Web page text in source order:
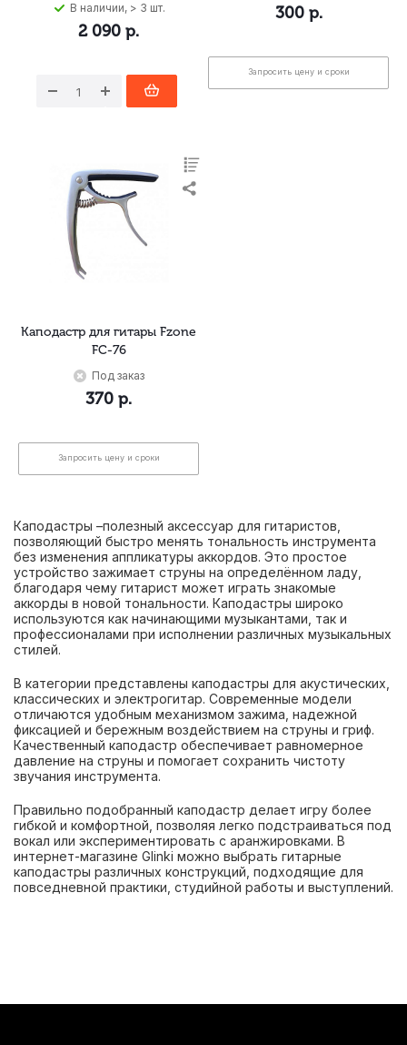
В наличии, > 3 шт.
2 090 р.
300р.
Запросить цену и сроки
Каподастр для гитары Fzone
FC-76
Под заказ
370 р.
Запросить цену и сроки
Каподастры –полезный аксессуар для гитаристов,
позволяющий быстро менять тональность инструмента
без изменения аппликатуры аккордов. Это простое
устройство зажимает струны на определённом ладу,
благодаря чему гитарист может играть знакомые
аккорды в новой тональности. Каподастры широко
используются как начинающими музыкантами, так и
профессионалами при исполнении различных музыкальных
стилей.
В категории представлены каподастры для акустических,
классических и электрогитар. Современные модели
отличаются удобным механизмом зажима, надежной
фиксацией и бережным воздействием на струны и гриф.
Качественный каподастр обеспечивает равномерное
давление на струны и помогает сохранить чистоту
звучания инструмента.
Правильно подобранный каподастр делает игру более
гибкой и комфортной, позволяя легко подстраиваться под
вокал или экспериментировать с аранжировками. В
интернет-магазине Glinki можно выбрать гитарные
каподастры различных конструкций, подходящие для
повседневной практики, студийной работы и выступлений.